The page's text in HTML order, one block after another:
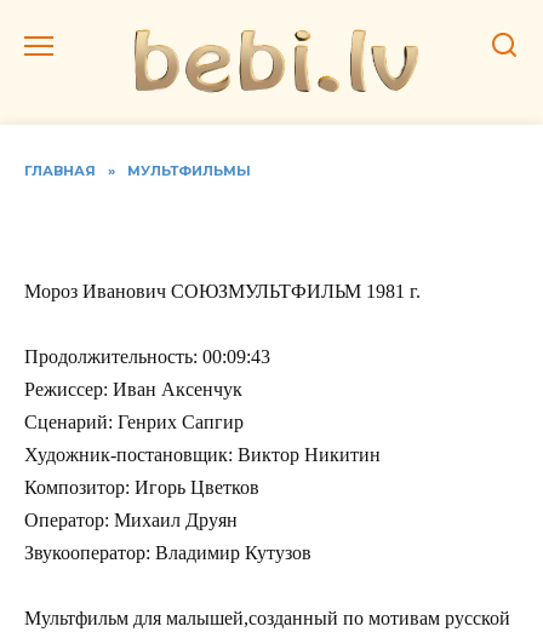
ГЛАВНАЯ » МУЛЬТФИЛЬМЫ
Мороз Иванович СОЮЗМУЛЬТФИЛЬМ 1981 г.
Продолжительность: 00:09:43
Режиссер: Иван Аксенчук
Сценарий: Генрих Сапгир
Художник-постановщик: Виктор Никитин
Композитор: Игорь Цветков
Оператор: Михаил Друян
Звукооператор: Владимир Кутузов
Мультфильм для малышей,созданный по мотивам русской